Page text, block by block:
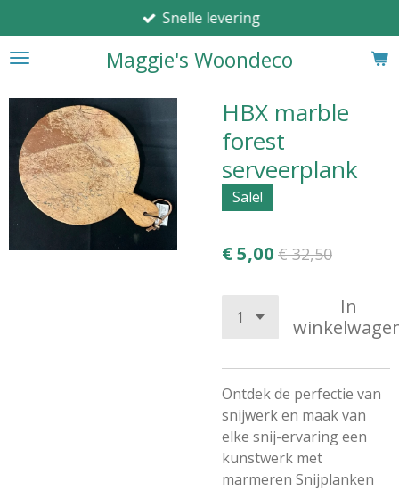
direct
naar
hoofdinhoud
Maggie's Woondeco
Snelle levering
HBX marble
forest
serveerplank
Sale!
€ 5,00 € 32,50
In
Ontdek de perfectie van
snijwerk en maak van
elke snij-ervaring een
kunstwerk met
marmeren Snijplanken